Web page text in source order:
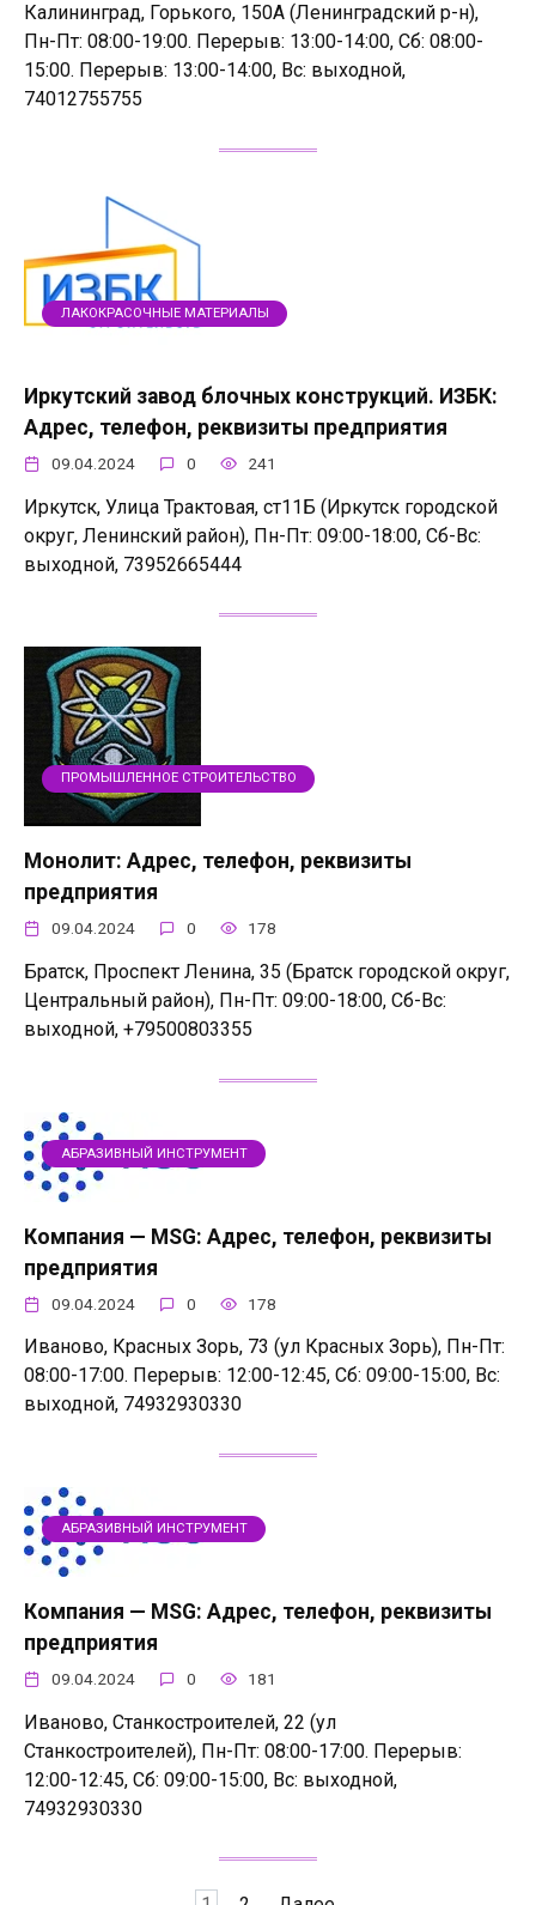
Калининград, Горького, 150А (Ленинградский р-н),
Пн-Пт: 08:00-19:00. Перерыв: 13:00-14:00, Сб: 08:00-
15:00. Перерыв: 13:00-14:00, Вс: выходной,
74012755755
ЛАКОКРАСОЧНЫЕ МАТЕРИАЛЫ
Иркутский завод блочных конструкций. ИЗБК:
Адрес, телефон, реквизиты предприятия
09.04.2024 0 241
Иркутск, Улица Трактовая, ст11Б (Иркутск городской
округ, Ленинский район), Пн-Пт: 09:00-18:00, Сб-Вс:
выходной, 73952665444
ПРОМЫШЛЕННОЕ СТРОИТЕЛЬСТВО
Монолит: Адрес, телефон, реквизиты
предприятия
09.04.2024 0 178
Братск, Проспект Ленина, 35 (Братск городской округ,
Центральный район), Пн-Пт: 09:00-18:00, Сб-Вс:
выходной, +79500803355
АБРАЗИВНЫЙ ИНСТРУМЕНТ
Компания — MSG: Адрес, телефон, реквизиты
предприятия
09.04.2024 0 178
Иваново, Красных Зорь, 73 (ул Красных Зорь), Пн-Пт:
08:00-17:00. Перерыв: 12:00-12:45, Сб: 09:00-15:00, Вс:
выходной, 74932930330
АБРАЗИВНЫЙ ИНСТРУМЕНТ
Компания — MSG: Адрес, телефон, реквизиты
предприятия
09.04.2024 0 181
Иваново, Станкостроителей, 22 (ул
Станкостроителей), Пн-Пт: 08:00-17:00. Перерыв:
12:00-12:45, Сб: 09:00-15:00, Вс: выходной,
74932930330